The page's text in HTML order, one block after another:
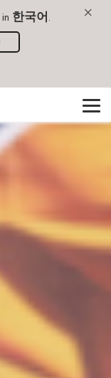
×
in 한국어 .